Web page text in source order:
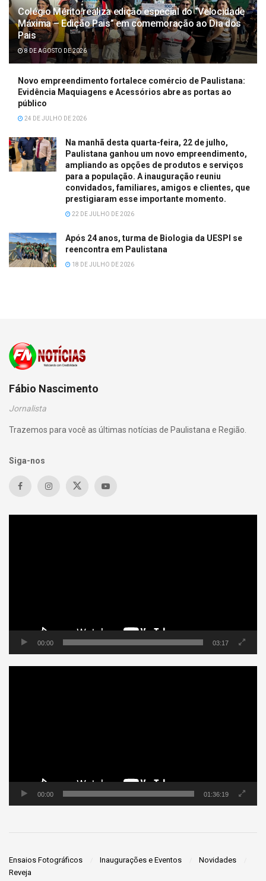
Colégio Mérito realiza edição especial do “Velocidade
Máxima – Edição Pais” em comemoração ao Dia dos
Pais
8 DE AGOSTO DE 2026
Novo empreendimento fortalece comércio de Paulistana:
Evidência Maquiagens e Acessórios abre as portas ao
público
24 DE JULHO DE 2026
Na manhã desta quarta-feira, 22 de julho,
Paulistana ganhou um novo empreendimento,
ampliando as opções de produtos e serviços
para a população. A inauguração reuniu
convidados, familiares, amigos e clientes, que
prestigiaram esse importante momento.
22 DE JULHO DE 2026
Após 24 anos, turma de Biologia da UESPI se
reencontra em Paulistana
18 DE JULHO DE 2026
Fábio Nascimento
Jornalista
Trazemos para você as últimas notícias de Paulistana e Região.
Siga-nos
00:00 03:17
00:00 01:36:19
Ensaios Fotográficos Inaugurações e Eventos
Novidades
Reveja